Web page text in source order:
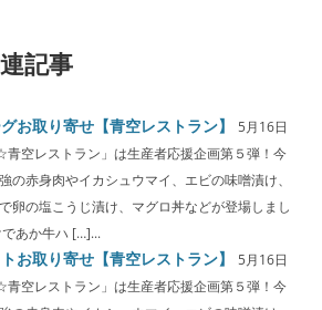
記事
お取り寄せ【青空レストラン】
5月16日
空レストラン」は生産者応援企画第５弾！今
の赤身肉やイカシュウマイ、エビの味噌漬け、
卵の塩こうじ漬け、マグロ丼などが登場しまし
あか牛ハ […]...
お取り寄せ【青空レストラン】
5月16日
空レストラン」は生産者応援企画第５弾！今